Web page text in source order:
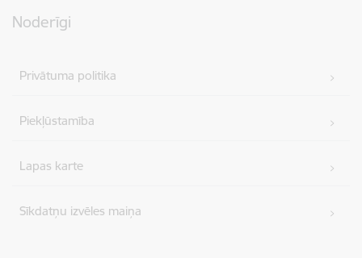
Noderīgi
Privātuma politika
Piekļūstamība
Lapas karte
Sīkdatņu izvēles maiņa